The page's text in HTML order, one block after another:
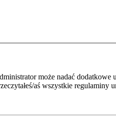
może nadać
aś wszystkie regulaminy